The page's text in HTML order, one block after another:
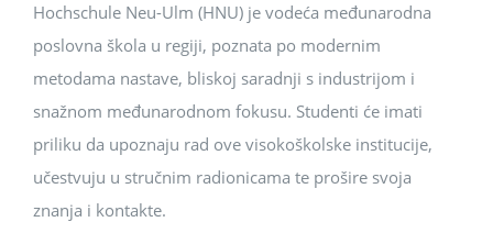
Hochschule Neu-Ulm (HNU) je vodeća međunarodna
poslovna škola u regiji, poznata po modernim
metodama nastave, bliskoj saradnji s industrijom i
snažnom međunarodnom fokusu. Studenti će imati
priliku da upoznaju rad ove visokoškolske institucije,
učestvuju u stručnim radionicama te prošire svoja
znanja i kontakte.